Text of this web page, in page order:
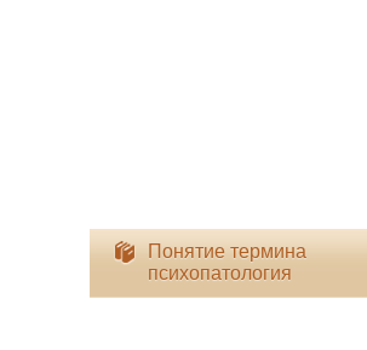
Понятие термина
психопатология